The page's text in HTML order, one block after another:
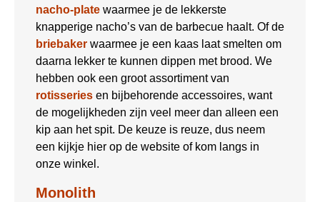
nacho-plate waarmee je de lekkerste
knapperige nacho’s van de barbecue haalt. Of de
briebaker waarmee je een kaas laat smelten om
daarna lekker te kunnen dippen met brood. We
hebben ook een groot assortiment van
rotisseries en bijbehorende accessoires, want
de mogelijkheden zijn veel meer dan alleen een
kip aan het spit. De keuze is reuze, dus neem
een kijkje hier op de website of kom langs in
onze winkel.
Monolith